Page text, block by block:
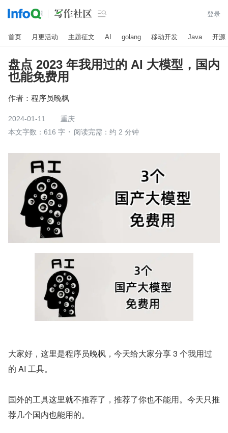
 登录
首页 月更活动 主题征文 AI golang 移动开发 Java 开源
盘点 2023 年我用过的 AI 大模型，国内
也能免费用
作者： 程序员晚枫
2024-01-11
重庆
本文字数：616 字
阅读完需：约 2 分钟
大家好，这里是程序员晚枫，今天给大家分享 3 个我用过
的 AI 工具。
国外的工具这里就不推荐了，推荐了你也不能用。今天只推
荐几个国内也能用的。